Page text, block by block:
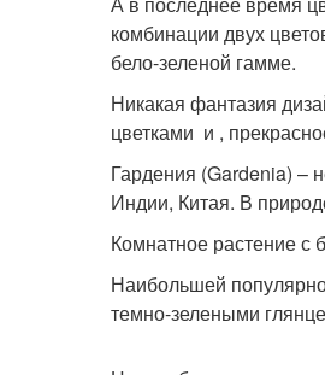
комбинации двух
бело-зеленой гамме.
Никакая фантазия
цветками и ,
Гардения (Gardenia) –
Индии, Китая. В
Комнатное растение с
Наибольшей
темно-зелеными